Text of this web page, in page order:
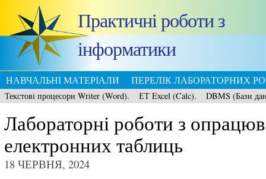
Практичні роботи з
інформатики
НАВЧАЛЬНІ МАТЕРІАЛИ ПЕРЕЛІК ЛАБОРАТОРНИХ
Текстові процесори Writer (Word). ЕТ Excel (Calc). DBMS (Бази
Лабораторні роботи з
електронних таблиць
18 ЧЕРВНЯ, 2024